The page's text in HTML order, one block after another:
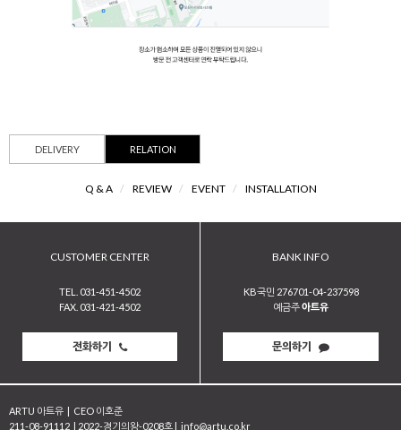
DELIVERY RELATION
Q & A / REVIEW / EVENT / INSTALLATION
CUSTOMER CENTER
TEL. 031-451-4502
FAX. 031-421-4502
전화하기
BANK INFO
KB국민 276701-04-237598
예금주아트유
문의하기
ARTU 아트유
CEO 이호준
211-08-91112
2022-경기의왕-0208호 info@artu.co.kr